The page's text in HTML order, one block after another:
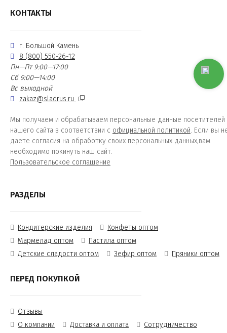
КОНТАКТЫ
г. Большой Камень
8 (800) 550-26-12
Пн—Пт 9:00—17:00
Сб 9:00—14:00
Вс выходной
zakaz@sladrus.ru
Мы получаем и обрабатываем персональные данные посетителей
нашего сайта в соответствии с официальной политикой. Если вы
даете согласия на обработку своих персональных данных,вам
необходимо покинуть наш сайт.
Пользовательское соглашение
РАЗДЕЛЫ
Кондитерские изделия
Конфеты оптом
Мармелад оптом
Пастила оптом
Детские сладости оптом
Зефир оптом Пряники оптом
ПЕРЕД ПОКУПКОЙ
Отзывы
О компании
Доставка и оплата
Сотрудничество